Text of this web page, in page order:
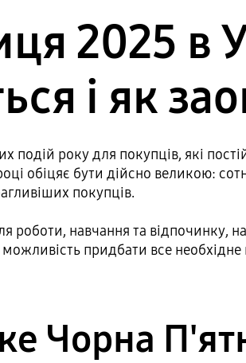
2025 в
і як
року для покупців, які
обіцяє бути дійсно великою:
покупців.
роботи, навчання та
придбати все
Чорна